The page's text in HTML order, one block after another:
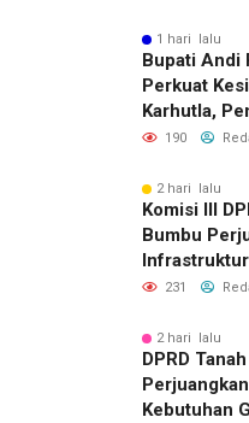
1 hari lalu
Bupati Andi
Perkuat
Karhutla,
Bumbu
190
2 hari lalu
Komisi III
Bumbu
BPJN XI
231
2 hari lalu
DPRD
Kebutuhan